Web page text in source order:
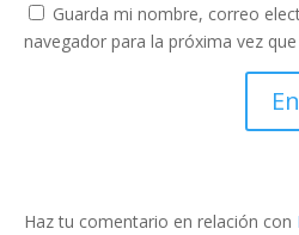
Guarda mi nombre, correo
navegador para la próxima vez
Haz tu comentario en relación con